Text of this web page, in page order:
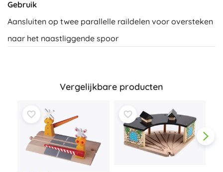
Gebruik
Aansluiten op twee parallelle raildelen voor oversteken
naar het naastliggende spoor
Vergelijkbare producten